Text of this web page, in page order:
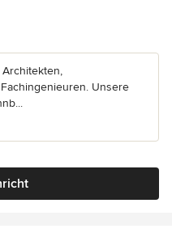
5 Sternen
Unsere